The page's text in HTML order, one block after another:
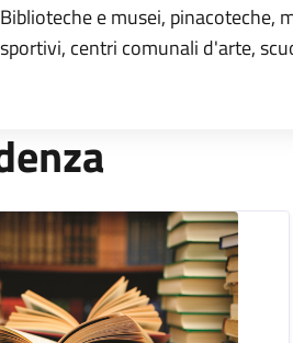
Biblioteche e musei, pinacoteche,
sportivi, centri comunali d'arte,